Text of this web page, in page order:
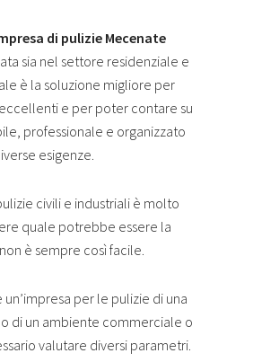
di pulizie Mecenate
sia nel settore residenziale e
è la soluzione migliore per
e per poter contare su
professionale e organizzato
esigenze.
civili e industriali è molto
quale potrebbe essere la
è sempre così facile.
per le pulizie di una
di un ambiente commerciale o
valutare diversi parametri.